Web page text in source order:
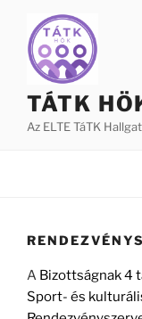
TÁTK
Az ELTE TáTK
A Bizottságnak 4
Sport- és